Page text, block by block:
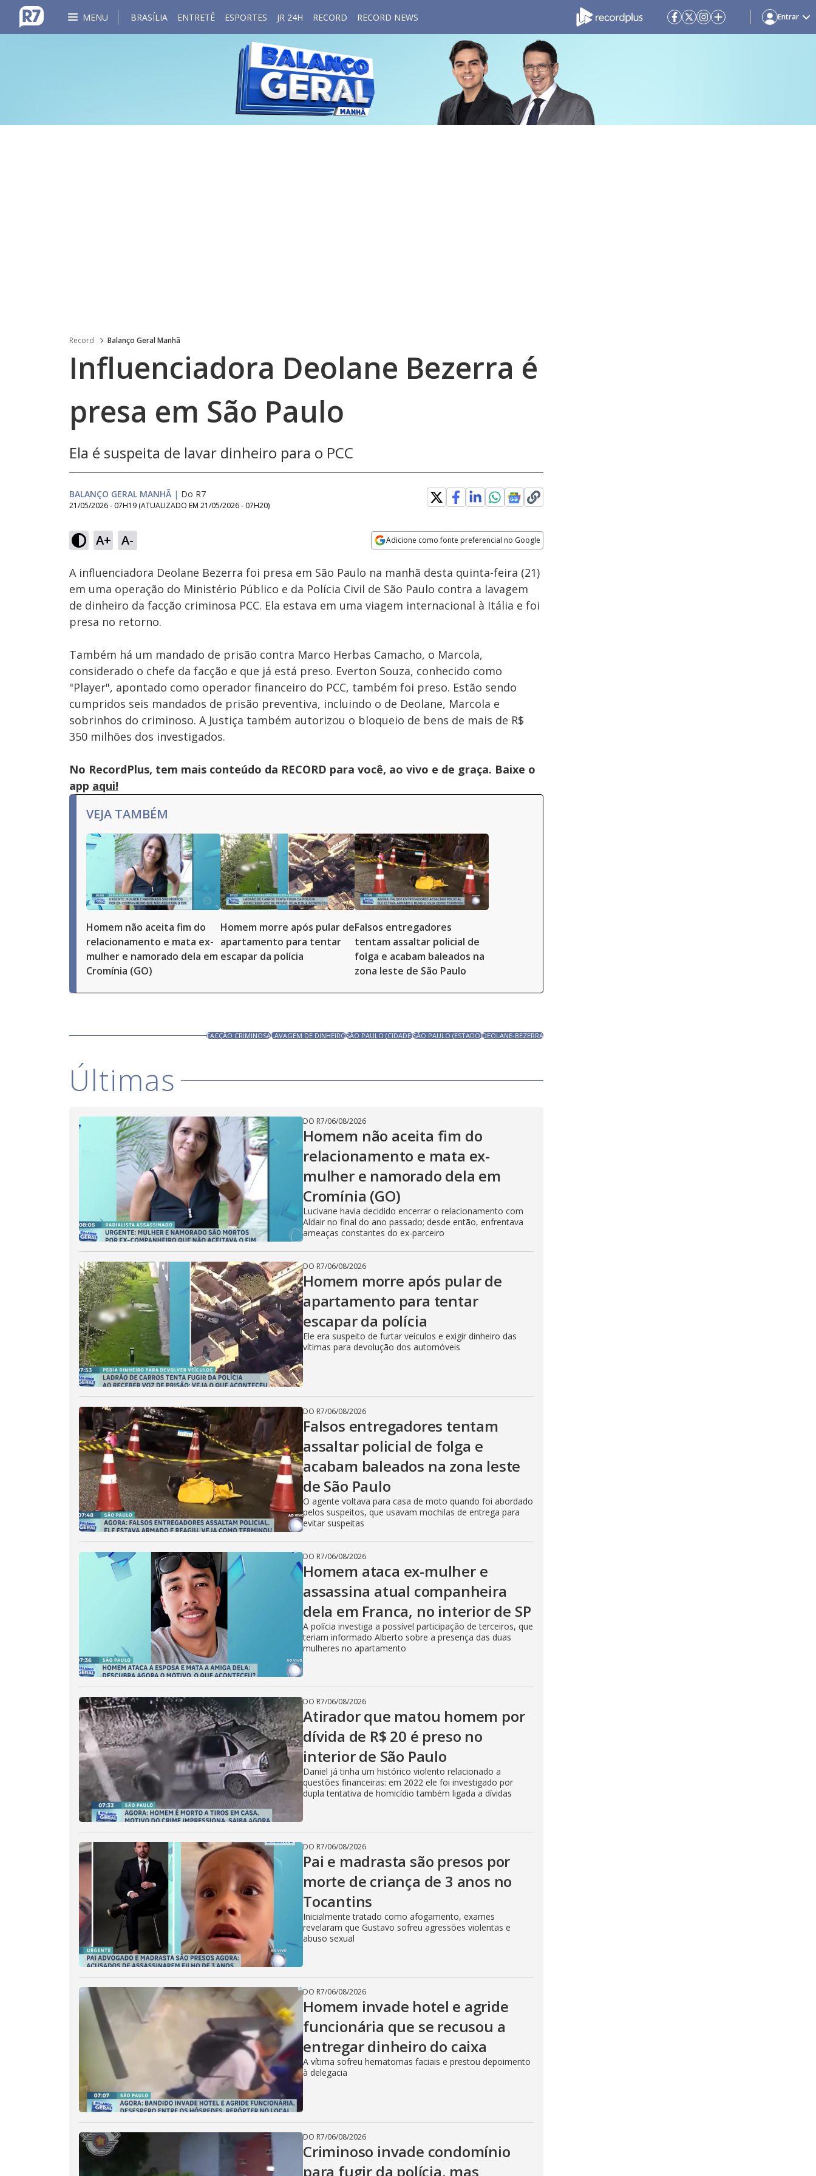
MENU BRASÍLIA ENTRETÊ ESPORTES JR 24H RECORD RECORD NEWS Entrar
Record Balanço Geral Manhã
Influenciadora Deolane Bezerra é
presa em São Paulo
Ela é suspeita de lavar dinheiro para o PCC
BALANÇO GERAL MANHÃ | Do R7
21/05/2026 - 07H19 (ATUALIZADO EM 21/05/2026 - 07H20)
A+ A- Adicione como fonte preferencial no Google
Ativar
Som
17.28%
Velocidade
A influenciadora Deolane Bezerra foi presa em São Paulo na manhã desta quinta-feira (21)
em uma operação do Ministério Público e da Polícia Civil de São Paulo contra a lavagem
de dinheiro da facção criminosa PCC. Ela estava em uma viagem internacional à Itália e foi
presa no retorno.
Também há um mandado de prisão contra Marco Herbas Camacho, o Marcola,
considerado o chefe da facção e que já está preso. Everton Souza, conhecido como
"Player", apontado como operador financeiro do PCC, também foi preso. Estão sendo
cumpridos seis mandados de prisão preventiva, incluindo o de Deolane, Marcola e
sobrinhos do criminoso. A Justiça também autorizou o bloqueio de bens de mais de R$
350 milhões dos investigados.
No RecordPlus, tem mais conteúdo da RECORD para você, ao vivo e de graça. Baixe o
app aqui!
VEJA TAMBÉM
Homem não aceita fim do
relacionamento e mata ex-
mulher e namorado dela em
Cromínia (GO)
Homem morre após pular de
apartamento para tentar
escapar da polícia
Falsos entregadores
tentam assaltar policial de
folga e acabam baleados na
zona leste de São Paulo
FACÇÃO CRIMINOSALAVAGEM DE DINHEIROSÃO PAULO (CIDADE)SÃO PAULO (ESTADO)DEOLANE-BEZERRA
Últimas
DO R7/06/08/2026
Homem não aceita fim do
relacionamento e mata ex-
mulher e namorado dela em
Cromínia (GO)
Lucivane havia decidido encerrar o relacionamento com
Aldair no final do ano passado; desde então, enfrentava
ameaças constantes do ex-parceiro
DO R7/06/08/2026
Homem morre após pular de
apartamento para tentar
escapar da polícia
Ele era suspeito de furtar veículos e exigir dinheiro das
vítimas para devolução dos automóveis
DO R7/06/08/2026
Falsos entregadores tentam
assaltar policial de folga e
acabam baleados na zona leste
de São Paulo
O agente voltava para casa de moto quando foi abordado
pelos suspeitos, que usavam mochilas de entrega para
evitar suspeitas
DO R7/06/08/2026
Homem ataca ex-mulher e
assassina atual companheira
dela em Franca, no interior de SP
A polícia investiga a possível participação de terceiros, que
teriam informado Alberto sobre a presença das duas
mulheres no apartamento
DO R7/06/08/2026
Atirador que matou homem por
dívida de R$ 20 é preso no
interior de São Paulo
Daniel já tinha um histórico violento relacionado a
questões financeiras: em 2022 ele foi investigado por
dupla tentativa de homicídio também ligada a dívidas
DO R7/06/08/2026
Pai e madrasta são presos por
morte de criança de 3 anos no
Tocantins
Inicialmente tratado como afogamento, exames
revelaram que Gustavo sofreu agressões violentas e
abuso sexual
DO R7/06/08/2026
Homem invade hotel e agride
funcionária que se recusou a
entregar dinheiro do caixa
A vítima sofreu hematomas faciais e prestou depoimento
à delegacia
DO R7/06/08/2026
Criminoso invade condomínio
para fugir da polícia, mas